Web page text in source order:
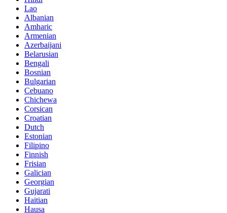
Lao
Albanian
Amharic
Armenian
Azerbaijani
Belarusian
Bengali
Bosnian
Bulgarian
Cebuano
Chichewa
Corsican
Croatian
Dutch
Estonian
Filipino
Finnish
Frisian
Galician
Georgian
Gujarati
Haitian
Hausa